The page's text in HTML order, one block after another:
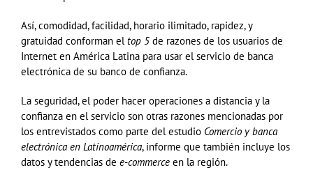
Así, comodidad, facilidad, horario ilimitado, rapidez, y
gratuidad conforman el top 5 de razones de los usuarios de
Internet en América Latina para usar el servicio de banca
electrónica de su banco de confianza.
La seguridad, el poder hacer operaciones a distancia y la
confianza en el servicio son otras razones mencionadas por
los entrevistados como parte del estudio Comercio y banca
electrónica en Latinoamérica, informe que también incluye los
datos y tendencias de e-commerce en la región.